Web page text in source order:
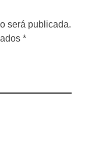
será publicada.
*